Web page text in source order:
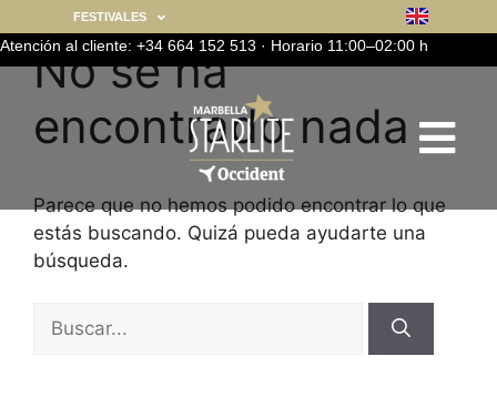
FESTIVALES
Atención al cliente: +34 664 152 513 · Horario 11:00–02:00 h
No se ha
encontrado nada
Parece que no hemos podido encontrar lo que
estás buscando. Quizá pueda ayudarte una
búsqueda.